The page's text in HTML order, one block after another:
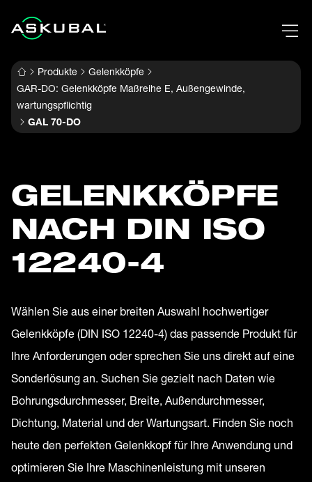
Produkte
Gelenkköpfe
GAR-DO: Gelenkköpfe Maßreihe E, Außengewinde,
wartungspflichtig
GAL 70-DO
GELENK­KÖPFE
NACH DIN ISO
12240-4
Wählen Sie aus einer breiten Auswahl hochwertiger
Gelenkköpfe (DIN ISO 12240-4) das passende Produkt für
Ihre Anforderungen oder sprechen Sie uns direkt auf eine
Sonderlösung an. Suchen Sie gezielt nach Daten wie
Bohrungsdurchmesser, Breite, Außendurchmesser,
Dichtung, Material und der Wartungsart. Finden Sie noch
heute den perfekten Gelenkkopf für Ihre Anwendung und
optimieren Sie Ihre Maschinenleistung mit unseren